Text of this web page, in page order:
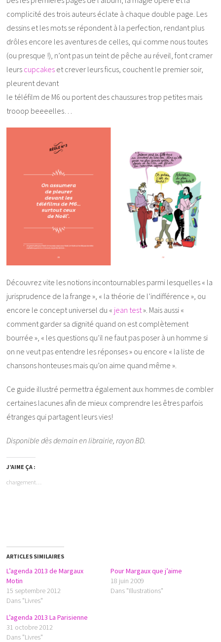
complicité des trois auteurs éclate à chaque double page. Les
dessins et les mots se répondent à la perfection, rendant plus
drôles encore les aventures de celles, qui comme nous toutes
(ou presque !), n’ont pas un teint de pêche au réveil, font cramer
leurs cupcakes et crever leurs ficus, couchent le premier soir,
pleurent devant
le téléfilm de M6 ou portent des chaussures trop petites mais
trooop beeeelles…
Découvrez vite les notions incontournables parmi lesquelles « la
jurisprudence de la frange », « la théorie de l’indifférence », ou
encore le concept universel du « jean test». Mais aussi «
comment garder sa dignité quand on est complètement
bourrée », « les questions qu’il ne faut pas poser à un homme si
on ne veut pas entendre les réponses » ou encore « la liste de
chansons honteuses mais qu’on aime quand même ».
Ce guide illustré permettra également aux hommes de combler
certaines lacunes afin de mieux comprendre les êtres parfois
étranges qui partagent leurs vies!
Disponible dès demain en librairie, rayon BD.
J’AIME ÇA :
chargement…
ARTICLES SIMILAIRES
L’agenda 2013 de Margaux
Motin
15 septembre 2012
Dans "Livres"
Pour Margaux que j’aime
18 juin 2009
Dans "Illustrations"
L’agenda 2013 La Parisienne
31 octobre 2012
Dans "Livres"